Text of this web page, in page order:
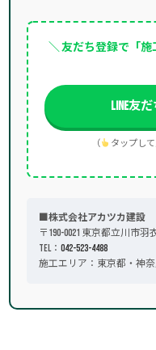
＼ 友だち登録で「施
LINE友
（ タップし
■株式会社アカツカ建設
〒190-0021 東京都立川市羽
TEL： 042-523-4488
施工エリア：東京都・神